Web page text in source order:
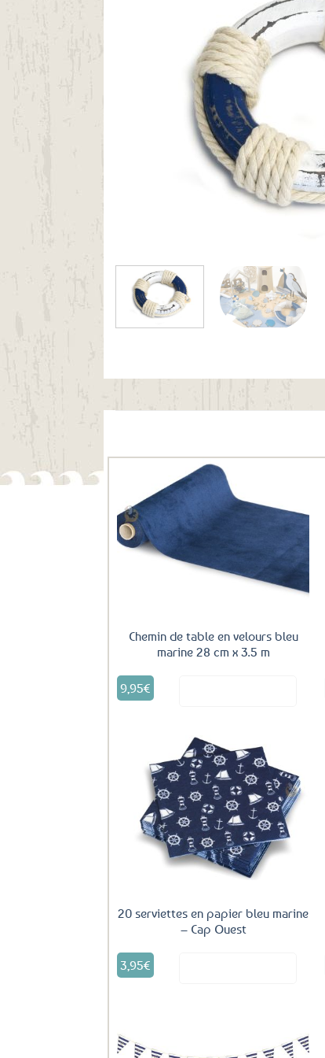
Chemin de table en velours bleu
marine 28 cm x 3.5 m
9,95€
Ajouter
aux
favoris
20 serviettes en papier bleu marine
– Cap Ouest
3,95€